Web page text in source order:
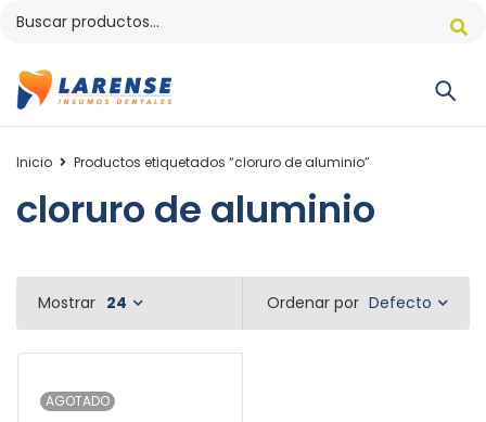
Inicio Productos etiquetados “cloruro de aluminio”
cloruro de aluminio
Ordenar por Defecto
Mostrar 24
AGOTADO